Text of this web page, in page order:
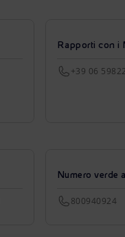
Rapporti con i
+39 06
Numero verde
800940924